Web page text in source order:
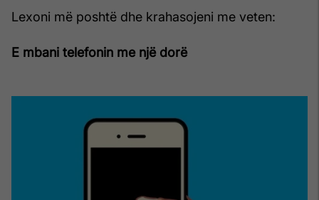
Lexoni më poshtë dhe krahasojeni me veten:
E mbani telefonin me një dorë